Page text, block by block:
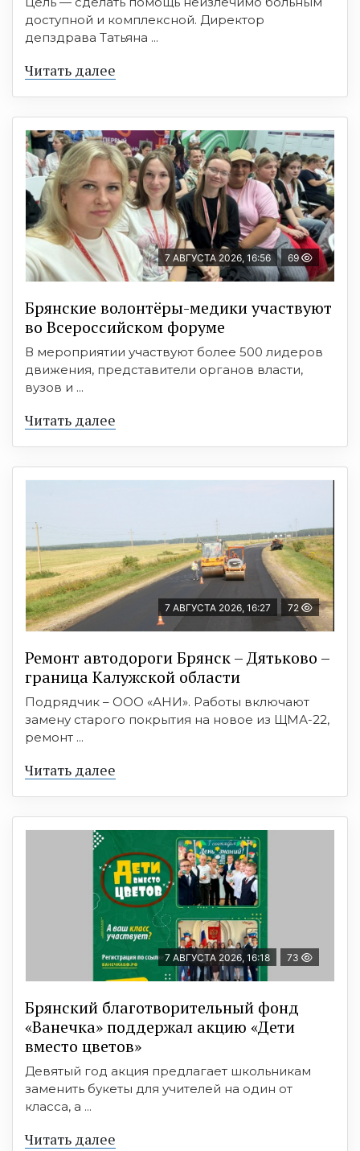
доступной и комплексной. Директор
депздрава Татьяна ...
Читать далее
7 АВГУСТА 2026, 16:56 69
Брянские волонтёры-медики участвуют
во Всероссийском форуме
В мероприятии участвуют более 500 лидеров
движения, представители органов власти,
вузов и ...
Читать далее
7 АВГУСТА 2026, 16:27 72
Ремонт автодороги Брянск – Дятьково –
граница Калужской области
Подрядчик – ООО «АНИ». Работы включают
замену старого покрытия на новое из ЩМА-22,
ремонт ...
Читать далее
7 АВГУСТА 2026, 16:18 73
Брянский благотворительный фонд
«Ванечка» поддержал акцию «Дети
вместо цветов»
Девятый год акция предлагает школьникам
заменить букеты для учителей на один от
класса, а ...
Читать далее